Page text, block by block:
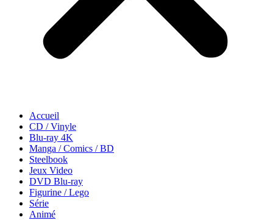
Accueil
CD / Vinyle
Blu-ray 4K
Manga / Comics / BD
Steelbook
Jeux Video
DVD Blu-ray
Figurine / Lego
Série
Animé